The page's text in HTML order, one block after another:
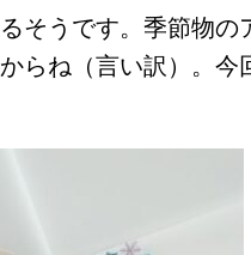
そうです。季節物の
らね（言い訳）。今